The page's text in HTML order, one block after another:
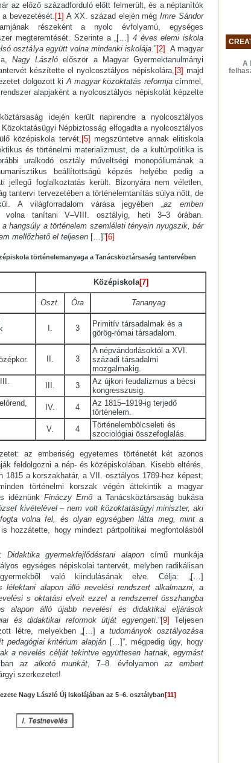
az előző századforduló előtt felmerült, és a néptanítók
bevezetését. [1] A XX. század elején mégImre Sándor
részeként a nyolc évfolyamú, egységes
megteremtését. Szerinte a „[…] 4 éves elemi iskola
osztálya együtt volna mindenki iskolája.”[2]
A magyar
Nagy László először a Magyar Gyermektanulmányi
készítette el nyolcosztályos népiskolára,[3] majd
dolgozott kiA magyar közoktatás reformjacímmel,
alapjaként a nyolcosztályos népiskolát képzelte
idején került napirendre a nyolcosztályos
Népbiztosság elfogadta a nyolcosztályos
középiskola tervét,[5] megszüntetve annak elitiskola
és történelmi materializmust, de a kultúrpolitika is
uralkodó osztály műveltségi monopóliumának a
beállítottságú képzés helyébe pedig a
jellegű foglalkoztatás került. Bizonyára nem véletlen,
tantervi tervezetében a történelemtanítás súlya nőtt, de
A világforradalom várása jegyében „az emberi
volna tanítani V–VIII. osztályig, heti 3–3 órában.
hangsúly a történelem szemléleti tényein nyugszik, bár
mellőzhető el teljesen […]”[6]
történelemanyaga a Tanácsköztársaság tantervében
Középiskola[7]
Oszt. Óra Tananyag
I. 3
Primitív társadalmak és a
görög-római társadalom.
II. 3
A népvándorlásoktól a XVI.
századi társadalmi
mozgalmakig.
III. 3
Az újkori feudalizmus a bécsi
kongresszusig.
IV. 4
Az 1815–1919-ig terjedő
történelem.
V.
4
Történelembölcseleti és
szociológiai összefoglalás.
az emberiség egyetemes történetét két azonos
feldolgozni a nép- és középiskolában. Kisebb eltérés,
1815 a korszakhatár, a VII. osztályos 1789-hez képest;
történelmi korszak végén áttekintik a magyar
idéznünkFináczy Ernő a Tanácsköztársaság bukása
kivételével– nem volt közoktatásügyi miniszter, aki
volna fel, és olyan egységben látta meg, mint a
hozzátette, hogy mindezt pártpolitikai megfontolásból
Didaktika gyermekfejlődéstani alapon című munkája
egységes népiskolai tantervét, melyben radikálisan
való kiindulásának elve. Célja: „[…]
lélektani alapon álló nevelési rendszert alkalmazni, a
s oktatási elveit ezzel a rendszerrel összhangba
alapon álló újabb nevelési és didaktikai eljárások
és didaktikai reformok útját egyengeti.”[9]
Teljesen
létre, melyekben „[…]a tudományok osztályozása
pedagógiai kritérium alapján […]”, mégpedig úgy, hogy
a nevelés célját tekintve együttesen hatnak, egymást
az alkotó munkát, 7–8. évfolyamon azembert
szerkezetet!
Nagy László Új Iskolájában az 5–6. osztályban [11]
A